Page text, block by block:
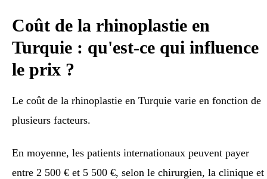
Coût de la rhinoplastie en
Turquie : qu'est-ce qui influence
le prix ?
Le coût de la rhinoplastie en Turquie varie en fonction de
plusieurs facteurs.
En moyenne, les patients internationaux peuvent payer
entre 2 500 € et 5 500 €, selon le chirurgien, la clinique et